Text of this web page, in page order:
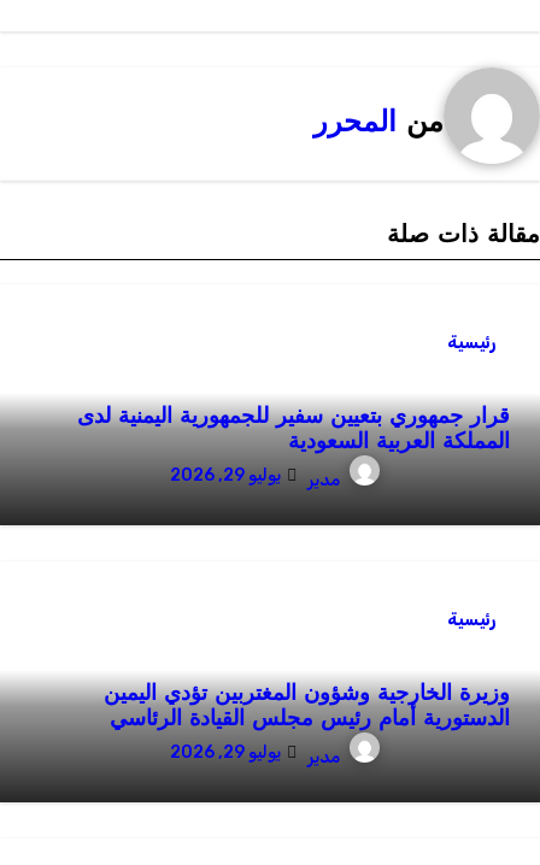
من المحرر
مقالة ذات صلة
رئيسية
قرار جمهوري بتعيين سفير للجمهورية اليمنية لدى
المملكة العربية السعودية
مدير يوليو 29, 2026
رئيسية
وزيرة الخارجية وشؤون المغتربين تؤدي اليمين
الدستورية أمام رئيس مجلس القيادة الرئاسي
مدير يوليو 29, 2026